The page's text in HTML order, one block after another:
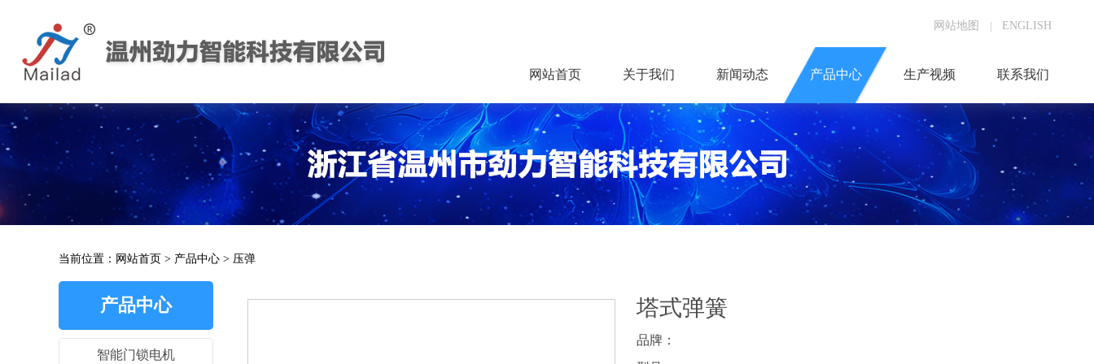
网站地图 ENGLISH
网站首页 关于我们 新闻动态 产品中心 生产视频 联系我们
当前位置： 网站首页 > 产品中心 > 压弹
产品中心
智能门锁电机
塔式弹簧
品牌：